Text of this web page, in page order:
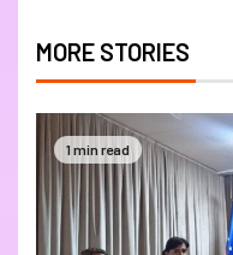
MORE STORIES
1 min read